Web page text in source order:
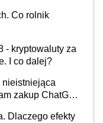
Co rolnik
- kryptowaluty za
I co dalej?
nieistniejąca
zakup ChatGPT
Dlaczego efekty